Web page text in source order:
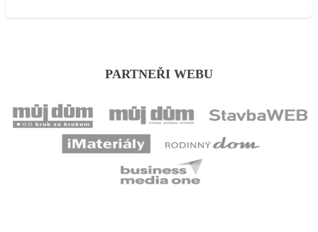
PARTNEŘI WEBU